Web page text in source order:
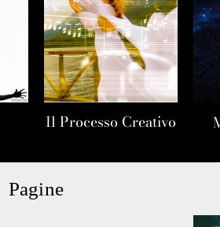
Il Processo Creativo
Pagine